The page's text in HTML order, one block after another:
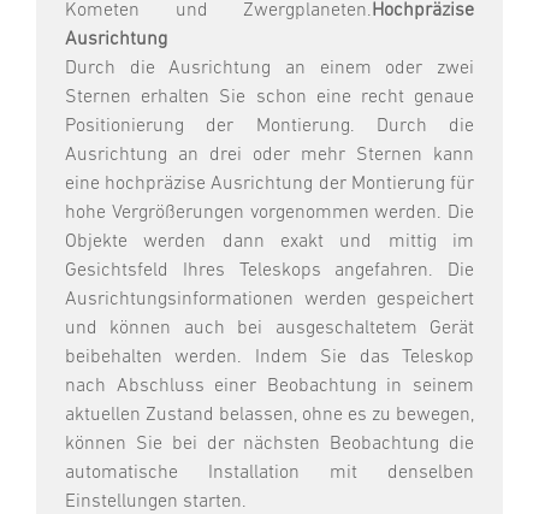
Kometen und Zwergplaneten.Hochpräzise
Ausrichtung
Durch die Ausrichtung an einem oder zwei
Sternen erhalten Sie schon eine recht genaue
Positionierung der Montierung. Durch die
Ausrichtung an drei oder mehr Sternen kann
eine hochpräzise Ausrichtung der Montierung für
hohe Vergrößerungen vorgenommen werden. Die
Objekte werden dann exakt und mittig im
Gesichtsfeld Ihres Teleskops angefahren. Die
Ausrichtungsinformationen werden gespeichert
und können auch bei ausgeschaltetem Gerät
beibehalten werden. Indem Sie das Teleskop
nach Abschluss einer Beobachtung in seinem
aktuellen Zustand belassen, ohne es zu bewegen,
können Sie bei der nächsten Beobachtung die
automatische Installation mit denselben
Einstellungen starten.